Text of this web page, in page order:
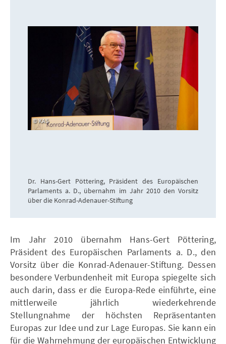
KAS
Dr. Hans-Gert Pöttering, Präsident des Europäischen
Parlaments a. D., übernahm im Jahr 2010 den Vorsitz
über die Konrad-Adenauer-Stiftung
Im Jahr 2010 übernahm Hans-Gert Pöttering,
Präsident des Europäischen Parlaments a. D., den
Vorsitz über die Konrad-Adenauer-Stiftung. Dessen
besondere Verbundenheit mit Europa spiegelte sich
auch darin, dass er die Europa-Rede einführte, eine
mittlerweile jährlich wiederkehrende
Stellungnahme der höchsten Repräsentanten
Europas zur Idee und zur Lage Europas. Sie kann ein
für die Wahrnehmung der europäischen Entwicklung